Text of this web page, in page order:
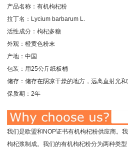
产品名称：有机枸杞粉
拉丁名：Lycium barbarum L.
活性成分：枸杞多糖
外观：橙黄色粉末
产地：中国
包装：用25公斤纸板桶
储存：储存在阴凉干燥的地方，远离直射光和
保质期：2年
我们是欧盟和NOP证书有机枸杞粉供应商。
枸杞浆制成。我们的有机枸杞粉分为两种类